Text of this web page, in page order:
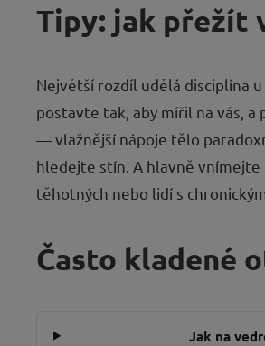
Tipy: jak přežít
Největší rozdíl udělá disciplína
postavte tak, aby mířil na vás,
— vlažnější nápoje tělo
hledejte stín. A hlavně
těhotných nebo lidí s
Často kladené
Jak na